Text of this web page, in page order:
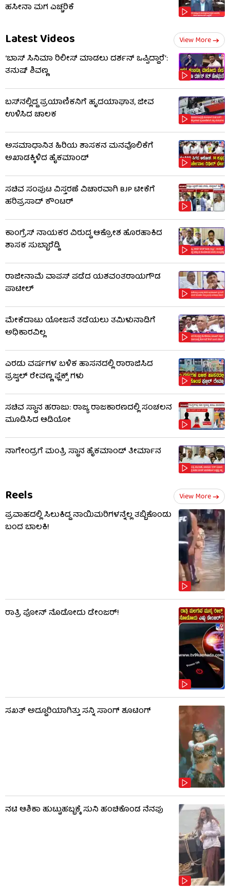
ಹಸೀನಾ ಮಗ ಎಚ್ಚರಿಕೆ
Latest Videos View More
‘ಬಾಸ್ ಸಿನಿಮಾ ರಿಲೀಸ್ ಮಾಡಲು ದರ್ಶನ್ ಒಪ್ಪಿದ್ದಾರೆ’:
ತನುಷ್ ಶಿವಣ್ಣ
ಬಸ್‌ನಲ್ಲಿದ್ದ ಪ್ರಯಾಣಿಕನಿಗೆ ಹೃದಯಾಘಾತ, ಜೀವ
ಉಳಿಸಿದ ಚಾಲಕ
ಅಸಮಾಧಾನಿತ ಹಿರಿಯ ಶಾಸಕನ ಮನವೊಲಿಕೆಗೆ
ಅಖಾಡಕ್ಕಿಳಿದ ಹೈಕಮಾಂಡ್
ಸಚಿವ ಸಂಪುಟ ವಿಸ್ತರಣೆ ವಿಚಾರವಾಗಿ BJP ಟೀಕೆಗೆ
ಹರಿಪ್ರಸಾದ್ ಕೌಂಟರ್​​
ಕಾಂಗ್ರೆಸ್ ನಾಯಕರ ವಿರುದ್ಧ ಆಕ್ರೋಶ ಹೊರಹಾಕಿದ
ಶಾಸಕ ಸುಬ್ಬಾರೆಡ್ಡಿ
ರಾಜೀನಾಮೆ ವಾಪಸ್ ಪಡೆದ ಯಶವಂತರಾಯಗೌಡ
ಪಾಟೀಲ್
ಮೇಕೆದಾಟು ಯೋಜನೆ ತಡೆಯಲು ತಮಿಳುನಾಡಿಗೆ
ಅಧಿಕಾರವಿಲ್ಲ
ಎರಡು ವರ್ಷಗಳ ಬಳಿಕ ಹಾಸನದಲ್ಲಿ ರಾರಾಜಿಸಿದ
ಪ್ರಜ್ವಲ್ ರೇವಣ್ಣ ಫ್ಲೆಕ್ಸ್ ಗಳು
ಸಚಿವ ಸ್ಥಾನ ಹರಾಜು: ರಾಜ್ಯ ರಾಜಕಾರಣದಲ್ಲಿ ಸಂಚಲನ
ಮೂಡಿಸಿದ ಆಡಿಯೋ
ನಾಗೇಂದ್ರಗೆ ಮಂತ್ರಿ ಸ್ಥಾನ ಹೈಕಮಾಂಡ್ ತೀರ್ಮಾನ
Reels View More
ಪ್ರವಾಹದಲ್ಲಿ ಸಿಲುಕಿದ್ದ ನಾಯಿಮರಿಗಳನ್ನೆಲ್ಲ ತಬ್ಬಿಕೊಂಡು
ಬಂದ ಬಾಲಕಿ!
ರಾತ್ರಿ ಫೋನ್​​ ನೊಡೋದು ಡೇಂಜರ್!
ಸಖತ್ ಅದ್ದೂರಿಯಾಗಿತ್ತು ಸನ್ನಿ ಸಾಂಗ್ ಶೂಟಿಂಗ್
ನಟಿ ಆಶಿಕಾ ಹುಟ್ಟುಹಬ್ಬಕ್ಕೆ ಸುನಿ ಹಂಚಿಕೊಂಡ ನೆನಪು